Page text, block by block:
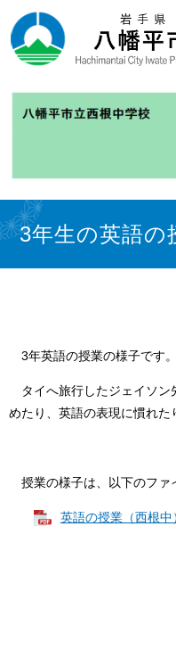
ー
ジ
ニ
ュ
文 3年生の英語の
3年英語の授業の様子です。
タイへ旅行したジェイソン
めたり、英語の表現に慣れた
授業の様子は、以下のファ
英語の授業（西根